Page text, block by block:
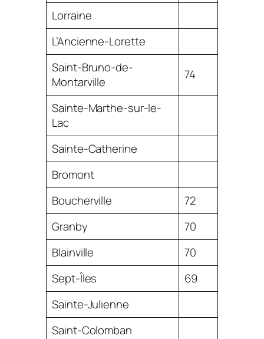
Lorraine
L’Ancienne-Lorette
Saint-Bruno-de-
Montarville
74
Sainte-Marthe-sur-le-
Lac
Sainte-Catherine
Bromont
Boucherville
72
Granby
70
Blainville
70
Sept-Îles
69
Sainte-Julienne
Saint-Colomban